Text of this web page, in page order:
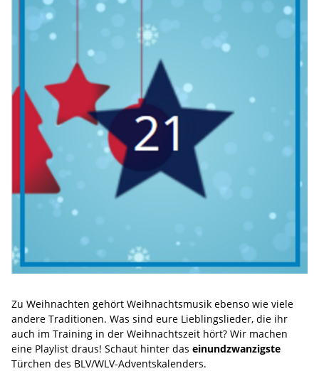
Zu Weihnachten gehört Weihnachtsmusik ebenso wie viele
andere Traditionen. Was sind eure Lieblingslieder, die ihr
auch im Training in der Weihnachtszeit hört? Wir machen
eine Playlist draus! Schaut hinter das einundzwanzigste
Türchen des BLV/WLV-Adventskalenders.